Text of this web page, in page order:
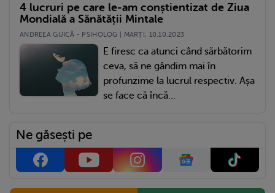
4 lucruri pe care le-am conștientizat de Ziua
Mondială a Sănătății Mintale
ANDREEA GUICĂ - PSIHOLOG | MARŢI, 10.10.2023
E firesc ca atunci când sărbătorim
ceva, să ne gândim mai în
profunzime la lucrul respectiv. Așa
se face că încă...
Ne găsești pe